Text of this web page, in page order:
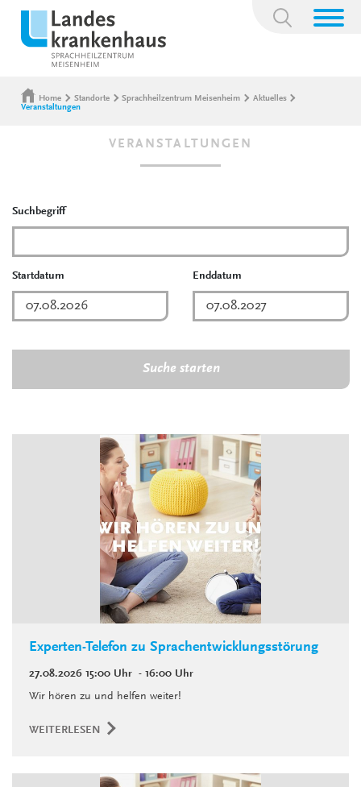
Suchbegriff:
Home Standorte Sprachheilzentrum Meisenheim
Aktuelles
Veranstaltungen
VERANSTALTUNGEN
Suchbegriff
Startdatum Enddatum
Suche starten
Experten-Telefon zu Sprachentwicklungsstörung
27.08.2026 15:00 Uhr - 16:00 Uhr
Wir hören zu und helfen weiter!
WEITERLESEN